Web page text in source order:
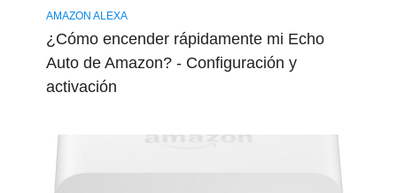
AMAZON ALEXA
¿Cómo encender rápidamente mi Echo
Auto de Amazon? - Configuración y
activación